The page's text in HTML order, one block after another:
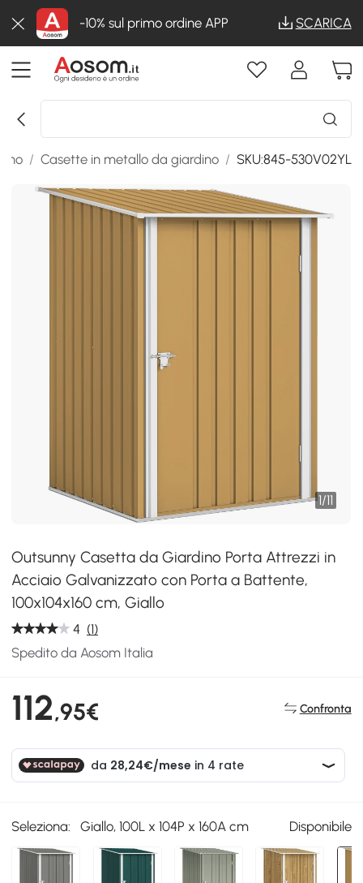
-10% sul primo ordine APP SCARICA
/ Casette in metallo da giardino / SKU:845-530V02YL
1/11
Outsunny Casetta da Giardino Porta Attrezzi in
Acciaio Galvanizzato con Porta a Battente,
100x104x160 cm, Giallo
4 (1)
Spedito da Aosom Italia
112,95€ Confronta
Seleziona: Giallo, 100L x 104P x 160A cm Disponibile